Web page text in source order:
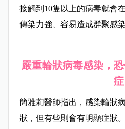
接觸到10隻以上的病毒就會
傳染力強、容易造成群聚感
嚴重輪狀病毒感染，
症
簡雅莉醫師指出，感染輪狀
狀，但有些則會有明顯症狀